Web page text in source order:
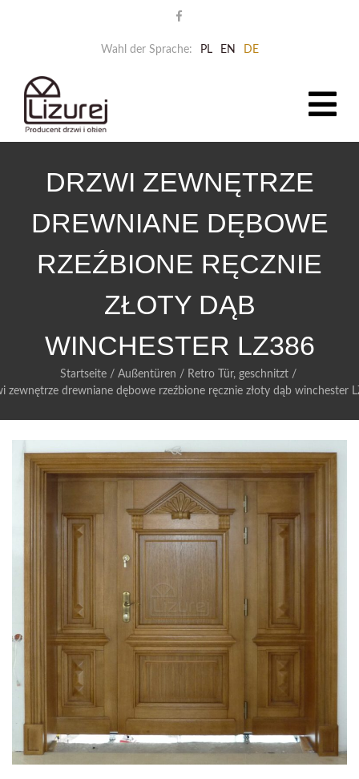
Wahl der Sprache: PL EN DE
DRZWI ZEWNĘTRZE
DREWNIANE DĘBOWE
RZEŹBIONE RĘCZNIE
ZŁOTY DĄB
WINCHESTER LZ386
Startseite/ Außentüren / Retro Tür, geschnitzt/
zewnętrze drewniane dębowe rzeźbione ręcznie złoty dąb winchester